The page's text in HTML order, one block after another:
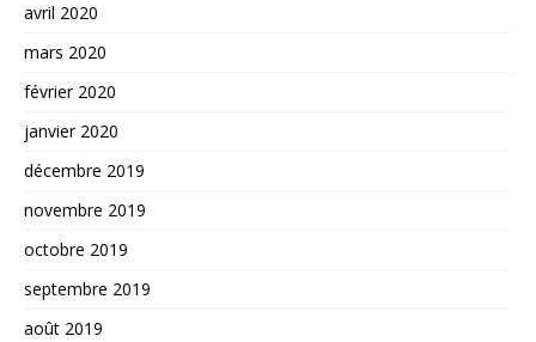
avril 2020
mars 2020
février 2020
janvier 2020
décembre 2019
novembre 2019
octobre 2019
septembre 2019
août 2019